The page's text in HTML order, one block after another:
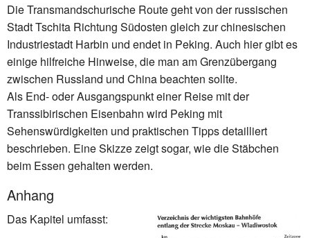
Die Transmandschurische Route geht von der russischen
Stadt Tschita Richtung Südosten gleich zur chinesischen
Industriestadt Harbin und endet in Peking. Auch hier gibt es
einige hilfreiche Hinweise, die man am Grenzübergang
zwischen Russland und China beachten sollte.
Als End- oder Ausgangspunkt einer Reise mit der
Transsibirischen Eisenbahn wird Peking mit
Sehenswürdigkeiten und praktischen Tipps detailliert
beschrieben. Eine Skizze zeigt sogar, wie die Stäbchen
beim Essen gehalten werden.
Anhang
Das Kapitel umfasst: